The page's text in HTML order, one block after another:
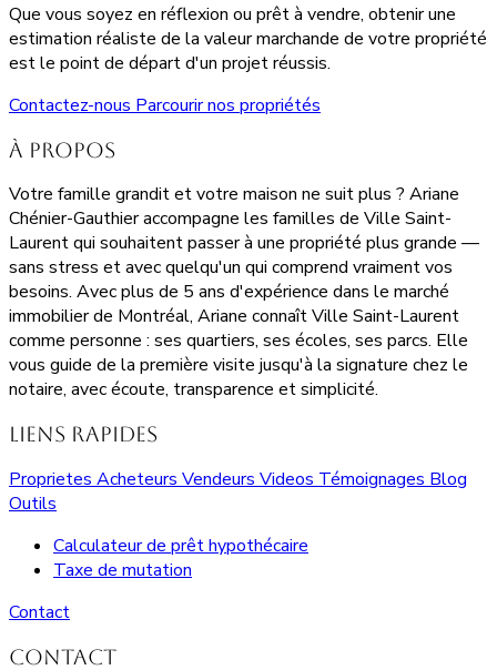
Que vous soyez en réflexion ou prêt à vendre, obtenir une
estimation réaliste de la valeur marchande de votre propriété
est le point de départ d'un projet réussis.
Contactez-nous Parcourir nos propriétés
À propos
Votre famille grandit et votre maison ne suit plus ? Ariane
Chénier-Gauthier accompagne les familles de Ville Saint-
Laurent qui souhaitent passer à une propriété plus grande —
sans stress et avec quelqu'un qui comprend vraiment vos
besoins. Avec plus de 5 ans d'expérience dans le marché
immobilier de Montréal, Ariane connaît Ville Saint-Laurent
comme personne : ses quartiers, ses écoles, ses parcs. Elle
vous guide de la première visite jusqu'à la signature chez le
notaire, avec écoute, transparence et simplicité.
Liens rapides
Proprietes Acheteurs Vendeurs Videos Témoignages Blog
Outils
Calculateur de prêt hypothécaire
Taxe de mutation
Contact
Contact